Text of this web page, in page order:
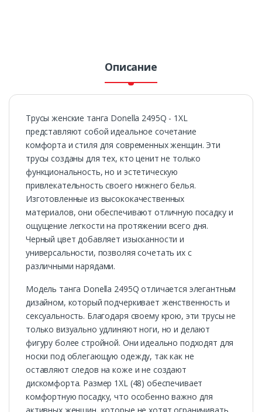
Описание
Трусы женские танга Donella 2495Q - 1XL
представляют собой идеальное сочетание
комфорта и стиля для современных женщин. Эти
трусы созданы для тех, кто ценит не только
функциональность, но и эстетическую
привлекательность своего нижнего белья.
Изготовленные из высококачественных
материалов, они обеспечивают отличную посадку и
ощущение легкости на протяжении всего дня.
Черный цвет добавляет изысканности и
универсальности, позволяя сочетать их с
различными нарядами.
Модель танга Donella 2495Q отличается элегантным
дизайном, который подчеркивает женственность и
сексуальность. Благодаря своему крою, эти трусы не
только визуально удлиняют ноги, но и делают
фигуру более стройной. Они идеально подходят для
носки под облегающую одежду, так как не
оставляют следов на коже и не создают
дискомфорта. Размер 1XL (48) обеспечивает
комфортную посадку, что особенно важно для